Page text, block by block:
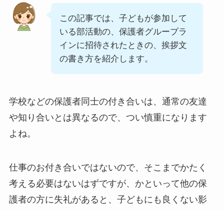
この記事では、子どもが参加して
いる部活動の、保護者グループラ
インに招待されたときの、挨拶文
の書き方を紹介します。
学校などの保護者同士の付き合いは、通常の友達
や知り合いとは異なるので、つい慎重になります
よね。
仕事のお付き合いではないので、そこまでかたく
考える必要はないはずですが、かといって他の保
護者の方に失礼があると、子どもにも良くない影